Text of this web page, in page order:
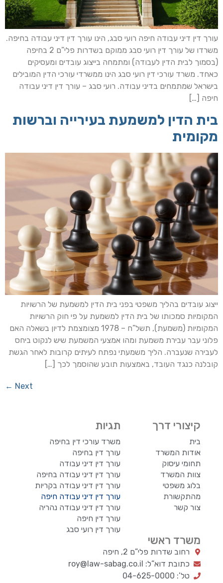
עורך דין דיני עבודה חיפה רועי סבג, הינו עורך דין דיני עבודה בחיפה.
משרדו של עורך דין רועי סבג ממוקם בשדרות פלי”ם 2 בחיפה
(בסמוך לבית הדין לעבודה) ומתמחה בייצוג עובדים ומעסיקים
כאחד. משרד עורכי דין רועי סבג הינו ממשרדי עורכי הדין המובילים
בישראל שמתמחים בדיני עבודה. רועי סבג – עורך דין דיני עבודה
חיפה […]
בית הדין למשמעת בעירייה וברשות
מקומית
ייצוג עובדים בהליך משפטי בפני בית הדין למשמעת של הרשויות
המקומיות סמכותו של בית הדין למשמעת על פי חוק הרשויות
המקומיות (משמעת), תשל”ח – 1978 מצומצמת לדיון בשאלה האם
פלוני עבר עבירת משמעת ומהו אמצעי המשמעת שיש לנקוט ביחס
לעבירה שנעברה. הליך משמעתי נפתח לעיתים קרובות לאחר הגשת
קובלנה כנגד העובד, באמצעות תובע שהוסמך לכך […]
Next
←
משרד ראשי
רחוב שדרות פלי”ם 2, חיפה
כתובת דוא”ל: roy@law-sabag.co.il
טל’: 04-625-0000
קיצורי דרך
בית
אודות המשרד
תחומי עיסוק
צוות המשרד
בלוג משפטי
מהתקשורת
צור קשר
תגיות
משרד עורכי דין בחיפה
עורך דין בחיפה
עורך דין דיני עבודה
עורך דין דיני עבודה בחיפה
עורך דין דיני עבודה בקריות
עורך דין דיני עבודה חיפה
עורך דין דיני עבודה נהריה
עורך דין חיפה
עורך דין רועי סבג